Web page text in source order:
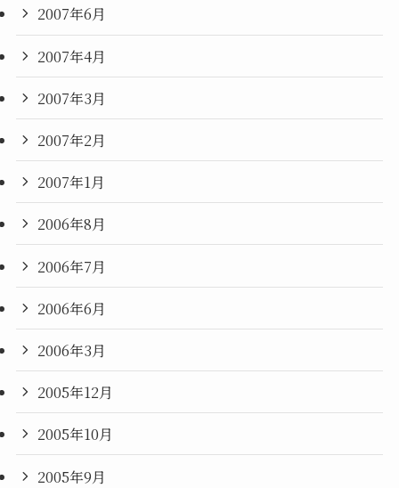
2007年6月
2007年4月
2007年3月
2007年2月
2007年1月
2006年8月
2006年7月
2006年6月
2006年3月
2005年12月
2005年10月
2005年9月